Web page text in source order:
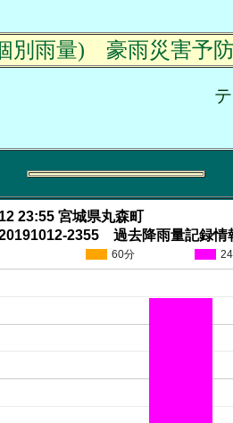
別雨量) 豪雨災害予
23:55 宮城県丸森町
2355 過去降雨量記録情
60分